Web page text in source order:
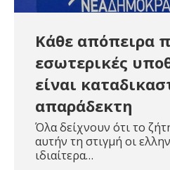
Kάθε απόπειρα
εσωτερικές
είναι
απαράδεκτη
Όλα δείχνουν ότι το
αυτήν τη στιγμή οι
ιδιαίτερα…